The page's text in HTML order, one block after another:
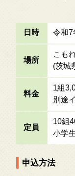
日時 令和7
場所
こも
(茨城
料金
1組
別途
定員
10組
小学
申込方法